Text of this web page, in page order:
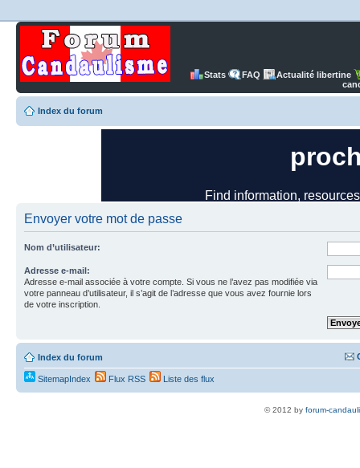
Stats FAQ
Actualité libertine
Index du forum
Envoyer votre mot de passe
Nom d’utilisateur:
Adresse e-mail:
Adresse e-mail associée à votre compte. Si vous ne l’avez pas modifiée via
votre panneau d’utilisateur, il s’agit de l’adresse que vous avez fournie lors
de votre inscription.
Index du forum
SitemapIndex Flux RSS Liste des flux
© 2012 by forum-